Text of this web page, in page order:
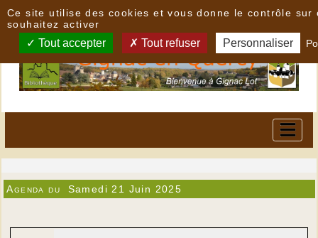
Agenda du Samedi 21 Juin 2025
Ce site utilise des cookies et vous donne le contrôle sur
souhaitez activer
Tout accepter Tout refuser Personnaliser